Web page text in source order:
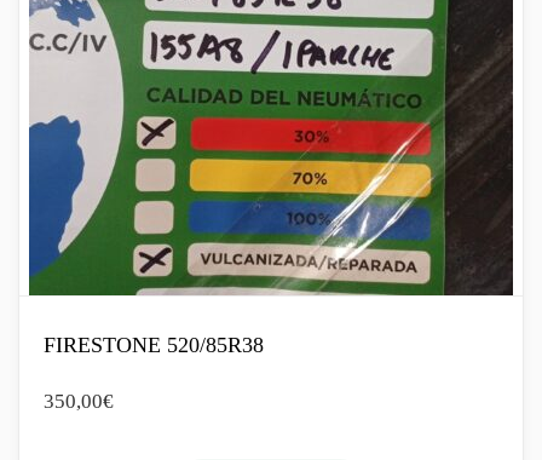
FIRESTONE 520/85R38
350,00€